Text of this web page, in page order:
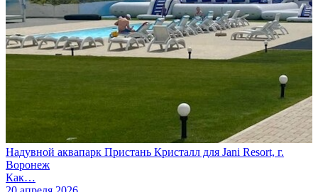
Надувной аквапарк Пристань Кристалл для Jani Resort, г.
Воронеж
Как…